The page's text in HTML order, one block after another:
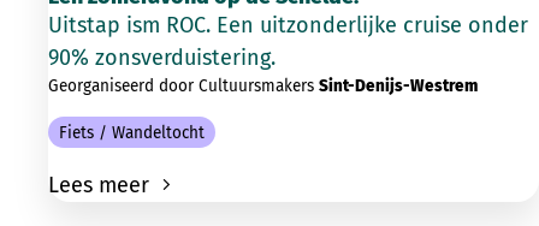
Uitstap ism ROC. Een uitzonderlijke cruise onder
90% zonsverduistering.
Georganiseerd door Cultuursmakers Sint-Denijs-Westrem
Fiets / Wandeltocht
Lees meer